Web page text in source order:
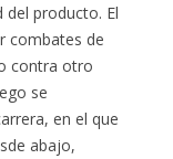
del producto. El
combates de
contra otro
se
en el que
abajo,